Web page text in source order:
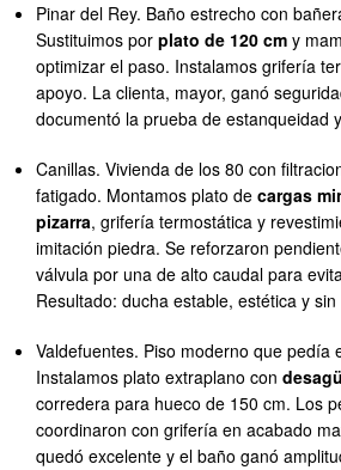
Pinar del Rey. Baño estrecho con
Sustituimos porplato de 120 cm y
optimizar el paso. Instalamos grifería
apoyo. La clienta, mayor, ganó
documentó la prueba de estanqueidad
Canillas. Vivienda de los 80 con
fatigado. Montamos plato decargas
pizarra, grifería termostática y
imitación piedra. Se reforzaron
válvula por una de alto caudal para
Resultado: ducha estable, estética y
Valdefuentes. Piso moderno que pedía
Instalamos plato extraplano con
corredera para hueco de 150 cm. Los
coordinaron con grifería en acabado
quedó excelente y el baño ganó